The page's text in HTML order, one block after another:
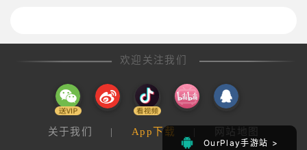
OurPlay手游站 >
OurPlay手游站 >
欢迎关注我们
关于我们 | App下载 网站地图